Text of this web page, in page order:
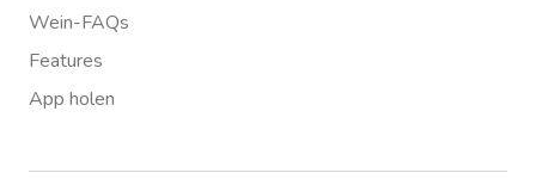
Wein-FAQs
Features
App holen